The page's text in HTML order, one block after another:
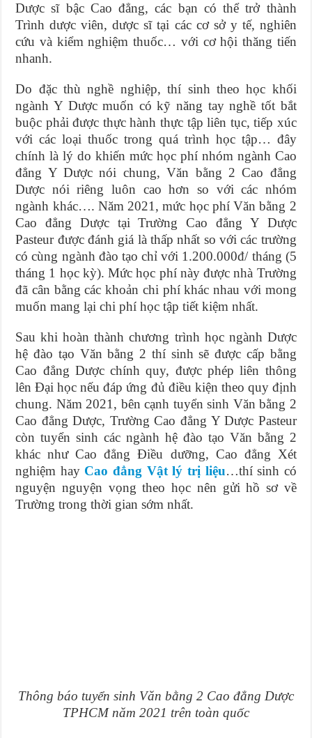
Dược sĩ bậc Cao đẳng, các bạn có thể trở thành
Trình dược viên, dược sĩ tại các cơ sở y tế, nghiên
cứu và kiểm nghiệm thuốc… với cơ hội thăng tiến
nhanh.
Do đặc thù nghề nghiệp, thí sinh theo học khối
ngành Y Dược muốn có kỹ năng tay nghề tốt bắt
buộc phải được thực hành thực tập liên tục, tiếp xúc
với các loại thuốc trong quá trình học tập… đây
chính là lý do khiến mức học phí nhóm ngành Cao
đẳng Y Dược nói chung, Văn bằng 2 Cao đẳng
Dược nói riêng luôn cao hơn so với các nhóm
ngành khác…. Năm 2021, mức học phí Văn bằng 2
Cao đẳng Dược tại Trường Cao đẳng Y Dược
Pasteur được đánh giá là thấp nhất so với các trường
có cùng ngành đào tạo chỉ với 1.200.000đ/ tháng (5
tháng 1 học kỳ). Mức học phí này được nhà Trường
đã cân bằng các khoản chi phí khác nhau với mong
muốn mang lại chi phí học tập tiết kiệm nhất.
Sau khi hoàn thành chương trình học ngành Dược
hệ đào tạo Văn bằng 2 thí sinh sẽ được cấp bằng
Cao đẳng Dược chính quy, được phép liên thông
lên Đại học nếu đáp ứng đủ điều kiện theo quy định
chung. Năm 2021, bên cạnh tuyển sinh Văn bằng 2
Cao đẳng Dược, Trường Cao đẳng Y Dược Pasteur
còn tuyển sinh các ngành hệ đào tạo Văn bằng 2
khác như Cao đẳng Điều dưỡng, Cao đẳng Xét
nghiệm hay Cao đẳng Vật lý trị liệu…thí sinh có
nguyện nguyện vọng theo học nên gửi hồ sơ về
Trường trong thời gian sớm nhất.
Thông báo tuyển sinh Văn bằng 2 Cao đẳng Dược
TPHCM năm 2021 trên toàn quốc